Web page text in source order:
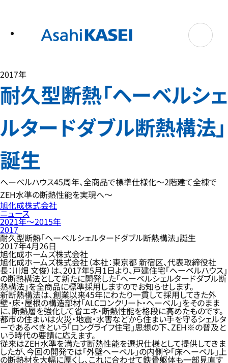
2017年
耐久型断熱「ヘーベルシェ
ルタードダブル断熱構法」
誕生
ヘーベルハウス45周年、全商品で標準仕様化～2階建て全棟で
ZEH水準の断熱性能を実現へ～
旭化成株式会社
ニュース
2021年〜2015年
2017
耐久型断熱「ヘーベルシェルタードダブル断熱構法」誕生
2017年4月26日
旭化成ホームズ株式会社
旭化成ホームズ株式会社（本社：東京都 新宿区、代表取締役社
長：川畑 文俊）は、2017年5月1日より、戸建住宅「ヘーベルハウス」
の断熱構法として新たに開発した「ヘーベルシェルタードダブル断
熱構法」を全商品に標準採用しますのでお知らせします。
新断熱構法は、創業以来45年にわたり一貫して採用してきた外
壁・床・屋根の構造部材「ALCコンクリート・ヘーベル」をそのまま
に、断熱層を強化して省エネ・断熱性能を格段に高めたものです。
都市の住まいは火災・地震・水害などから住まい手を守るシェルタ
ーであるべきという「ロングライフ住宅」思想の下、ZEH※の普及と
いう時代の要請に応えます。
従来はZEH水準を満たす断熱性能を選択仕様として提供してきま
したが、今回の開発では「外壁ヘーベル」の内側や「床ヘーベル」上
の断熱材を大幅に厚くし、これに合わせて鉄骨躯体も一部見直す